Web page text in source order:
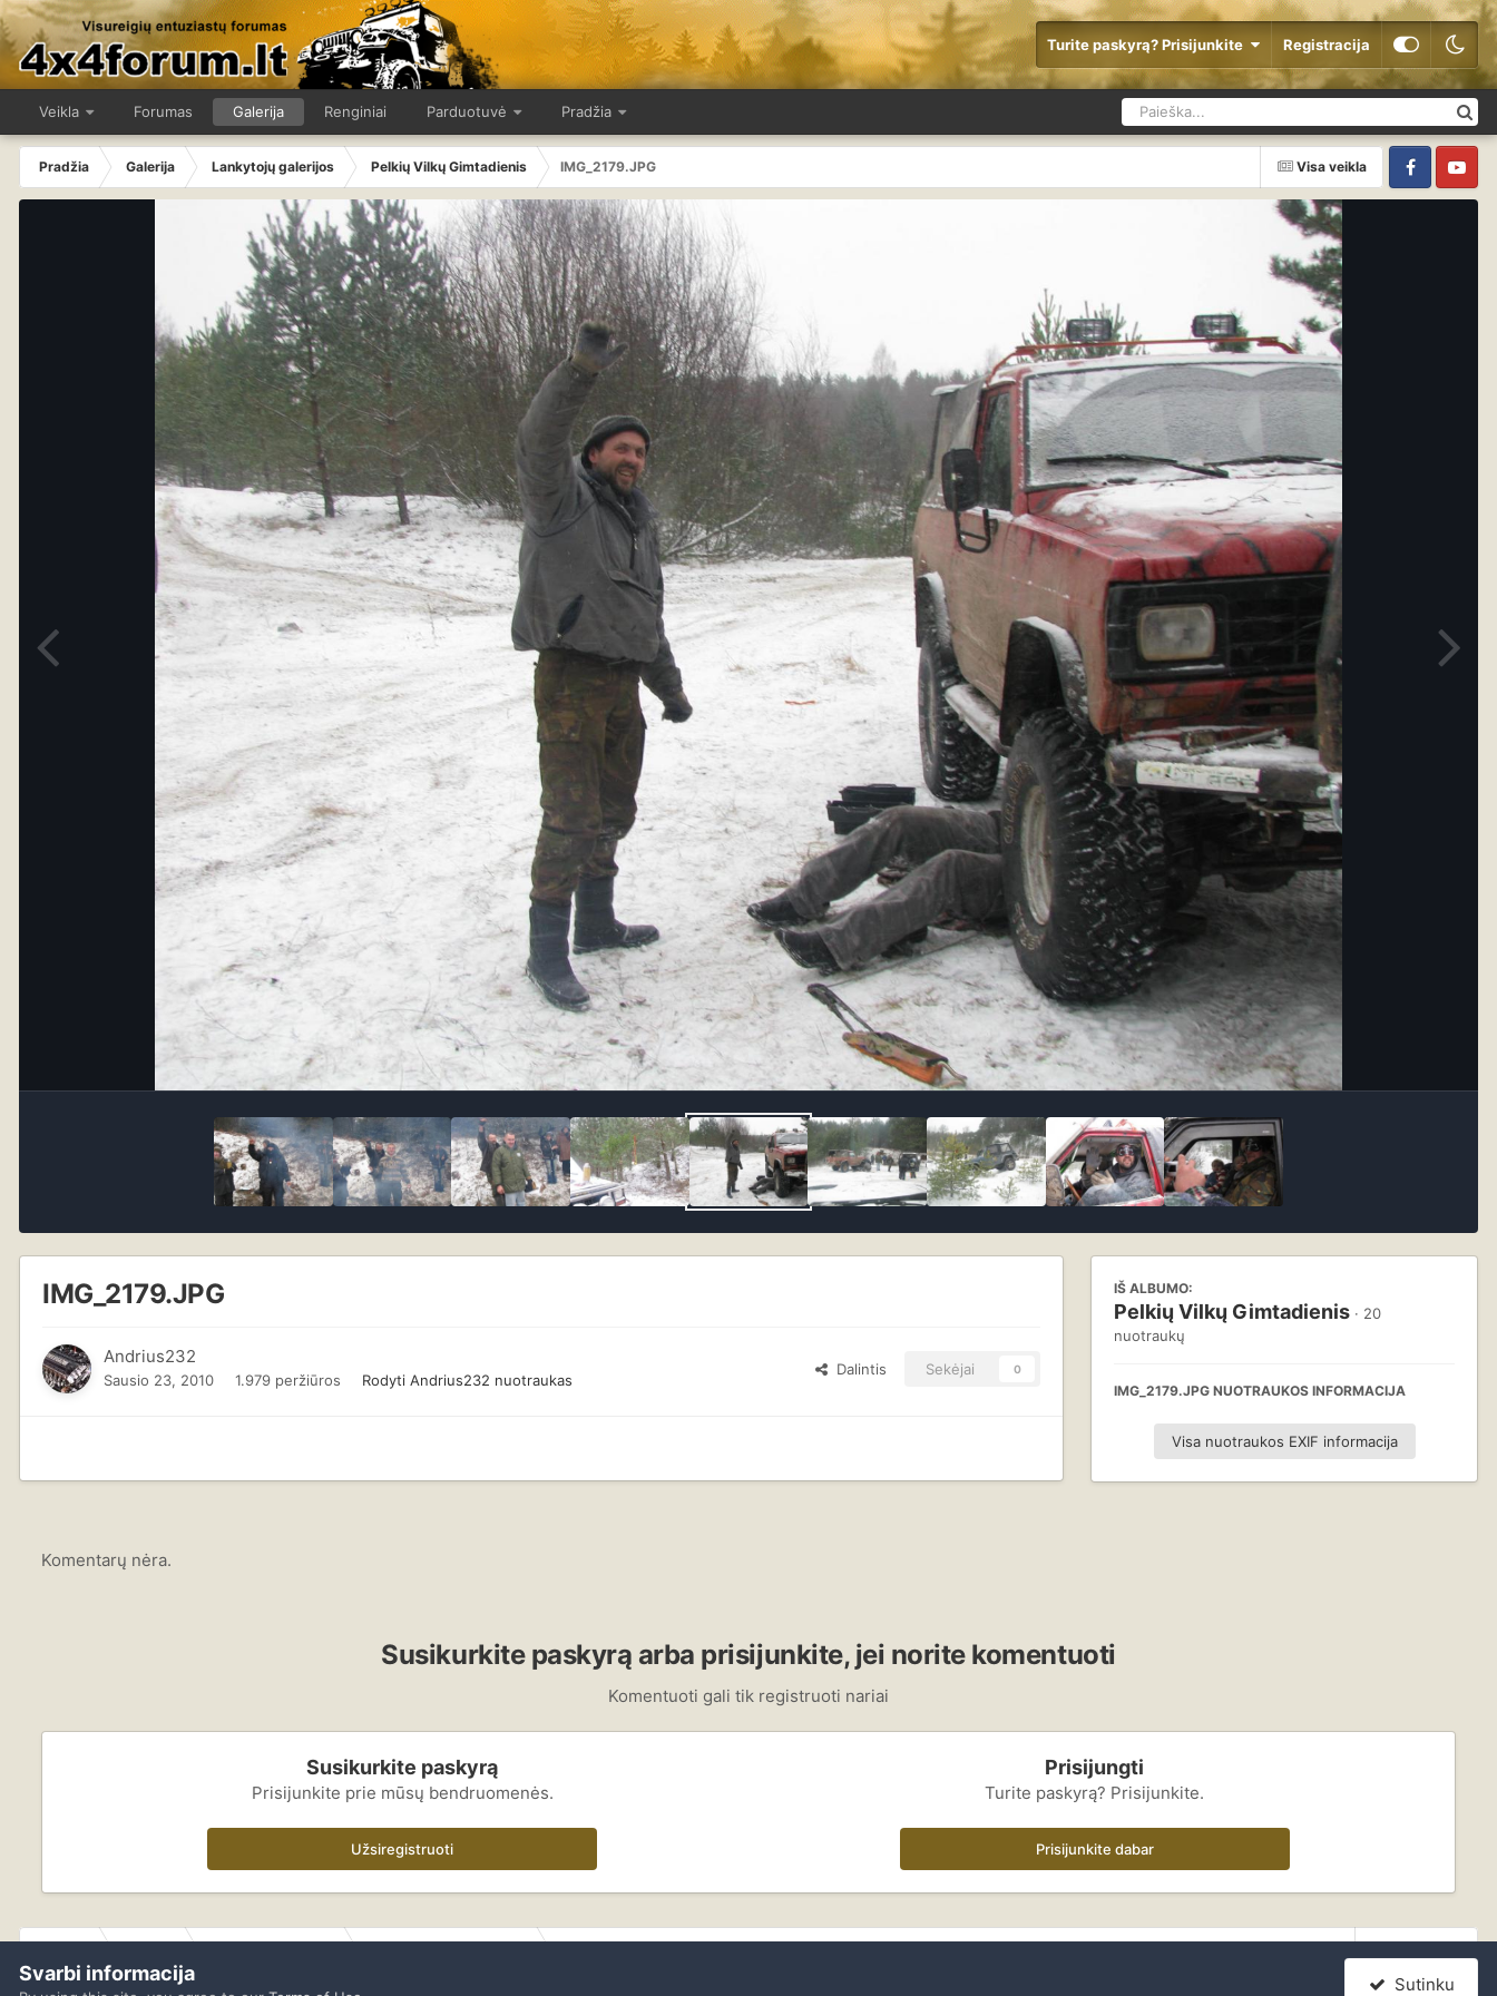
Turite paskyrą? Prisijunkite Registracija
Veikla Forumas Galerija Renginiai Parduotuvė Pradžia
Visa veikla
Pradžia Galerija Lankytojų galerijos Pelkių Vilkų Gimtadienis IMG_2179.JPG
FacebookYouTube
IMG_2179.JPG
Andrius232
Sausio 23, 2010 1.979 peržiūros Rodyti Andrius232 nuotraukas
Dalintis Sekėjai 0
IŠ ALBUMO:
Pelkių Vilkų Gimtadienis · 20
nuotraukų
IMG_2179.JPG NUOTRAUKOS INFORMACIJA
Visa nuotraukos EXIF informacija
Komentarų nėra.
Susikurkite paskyrą arba prisijunkite, jei norite komentuoti
Komentuoti gali tik registruoti nariai
Susikurkite paskyrą
Prisijunkite prie mūsų bendruomenės.
Užsiregistruoti
Prisijungti
Turite paskyrą? Prisijunkite.
Prisijunkite dabar
Svarbi informacija Sutinku